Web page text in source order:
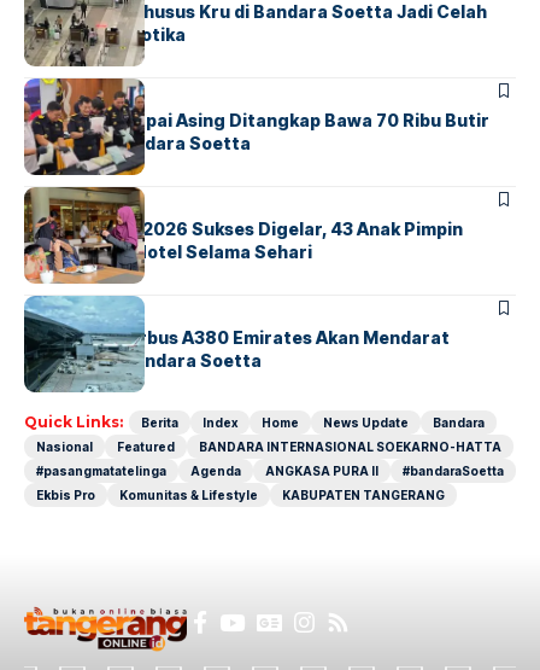
Ketika Jalur Khusus Kru di Bandara Soetta Jadi Celah
Sindikat Narkotika
BANDARA BERITA
Kopilot Maskapai Asing Ditangkap Bawa 70 Ribu Butir
Ekstasi di Bandara Soetta
BERITAINDEX
GM For A Day 2026 Sukses Digelar, 43 Anak Pimpin
Operasional Hotel Selama Sehari
BANDARA BERITA
8 Agustus, Airbus A380 Emirates Akan Mendarat
Perdana di Bandara Soetta
Quick Links: Berita Index Home News Update
Bandara
Nasional
Featured
BANDARA INTERNASIONAL SOEKARNO-HATTA
#pasangmatatelinga
Agenda ANGKASA PURA II
#bandaraSoetta
Ekbis Pro
Komunitas & Lifestyle KABUPATEN TANGERANG